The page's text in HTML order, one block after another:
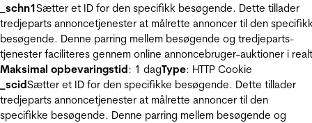
_schn1Sætter et ID for den specifikk besøgende. Dette tillader
tredjeparts annoncetjenester at målrette annoncer til den
besøgende. Denne parring mellem besøgende og tredjeparts-
tjenester faciliteres gennem online annoncebruger-auktioner i
Maksimal opbevaringstid: 1 dagType: HTTP Cookie
_scidSætter et ID for den specifikke besøgende. Dette tillader
tredjeparts annoncetjenester at målrette annoncer til den
specifikke besøgende. Denne parring mellem besøgende og